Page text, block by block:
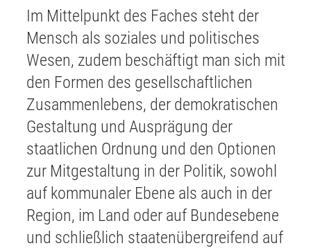
Im Mittelpunkt des Faches steht der
Mensch als soziales und politisches
Wesen, zudem beschäftigt man sich mit
den Formen des gesellschaftlichen
Zusammenlebens, der demokratischen
Gestaltung und Ausprägung der
staatlichen Ordnung und den Optionen
zur Mitgestaltung in der Politik, sowohl
auf kommunaler Ebene als auch in der
Region, im Land oder auf Bundesebene
und schließlich staatenübergreifend auf